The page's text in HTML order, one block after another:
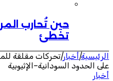
حين تُحارب
تخطئ
الرئيسية|أخبار|تحركات مقلقة
على الحدود السودانية–الإثيوبية
أخبار